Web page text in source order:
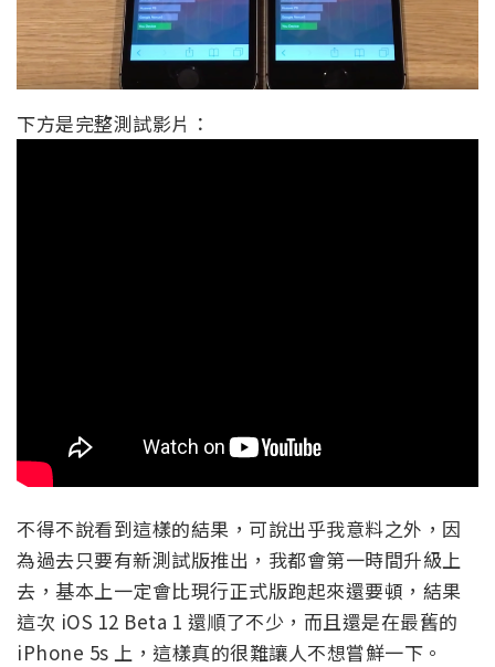
下方是完整測試影片：
不得不說看到這樣的結果，可說出乎我意料之外，因
為過去只要有新測試版推出，我都會第一時間升級上
去，基本上一定會比現行正式版跑起來還要頓，結果
這次 iOS 12 Beta 1 還順了不少，而且還是在最舊的
iPhone 5s 上，這樣真的很難讓人不想嘗鮮一下。